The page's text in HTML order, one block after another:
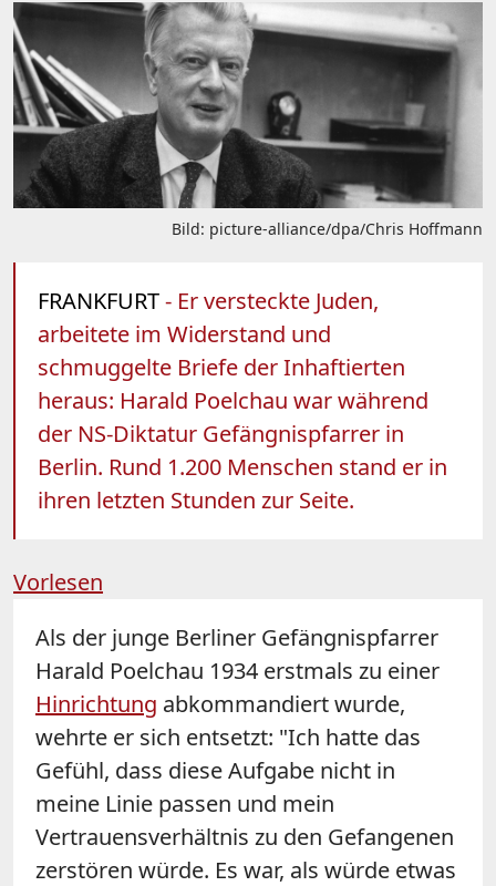
Bild: picture-alliance/dpa/Chris Hoffmann
FRANKFURT- Er versteckte Juden,
arbeitete im Widerstand und
schmuggelte Briefe der Inhaftierten
heraus: Harald Poelchau war während
der NS-Diktatur Gefängnispfarrer in
Berlin. Rund 1.200 Menschen stand er in
ihren letzten Stunden zur Seite.
Vorlesen
Als der junge Berliner Gefängnispfarrer
Harald Poelchau 1934 erstmals zu einer
Hinrichtung abkommandiert wurde,
wehrte er sich entsetzt: "Ich hatte das
Gefühl, dass diese Aufgabe nicht in
meine Linie passen und mein
Vertrauensverhältnis zu den Gefangenen
zerstören würde. Es war, als würde etwas